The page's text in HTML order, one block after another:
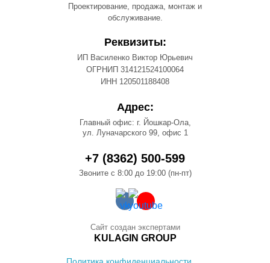
Проектирование, продажа, монтаж и
обслуживание.
Реквизиты:
ИП Василенко Виктор Юрьевич
ОГРНИП 314121524100064
ИНН 120501188408
Адрес:
Главный офис: г. Йошкар-Ола,
ул. Луначарского 99, офис 1
+7 (8362) 500-599
Звоните с 8:00 до 19:00 (пн-пт)
Сайт создан экспертами
KULAGIN GROUP